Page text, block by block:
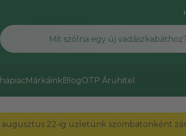
MárkáinkBlogOTP Áruhitel
augusztus 22-ig üzletünk szombatonként